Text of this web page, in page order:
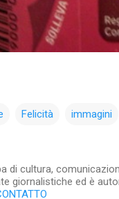
Felicità immagini
di cultura,
giornalistiche ed è